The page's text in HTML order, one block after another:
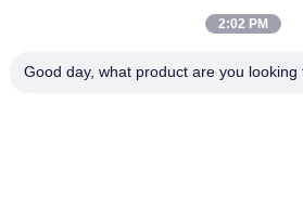
Reise durch die Meere
2:02 PM
Good day, what product are you looking